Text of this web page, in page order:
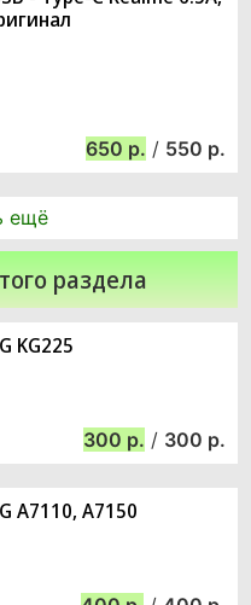
650 / 550
ещё
раздела
KG225
300 / 300
A7110, A7150